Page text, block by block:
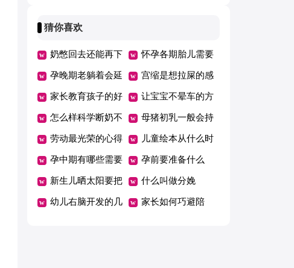
猜你喜欢
奶憋回去还能再下
来吗
怀孕各期胎儿需要
的营养
孕晚期老躺着会延
期吗
宫缩是想拉屎的感
觉吗
家长教育孩子的好
方法总结一年级
让宝宝不晕车的方
法
怎么样科学断奶不
坑娃
母猪初乳一般会持
续几天
劳动最光荣的心得
体会范文（精选5
篇）
儿童绘本从什么时
候开始看有哪些好
处
孕中期有哪些需要
注意的事项
孕前要准备什么
新生儿晒太阳要把
衣服脱了吗
什么叫做分娩
幼儿右脑开发的几 家长如何巧避陪